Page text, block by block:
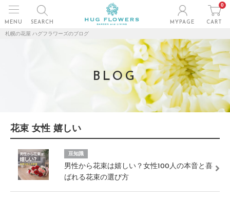
MENU SEARCH MYPAGE
0
CART
札幌の花屋 ハグフラワーズのブログ
BLOG
花束 女性 嬉しい
豆知識
男性から花束は嬉しい？女性100人の本音と喜
ばれる花束の選び方